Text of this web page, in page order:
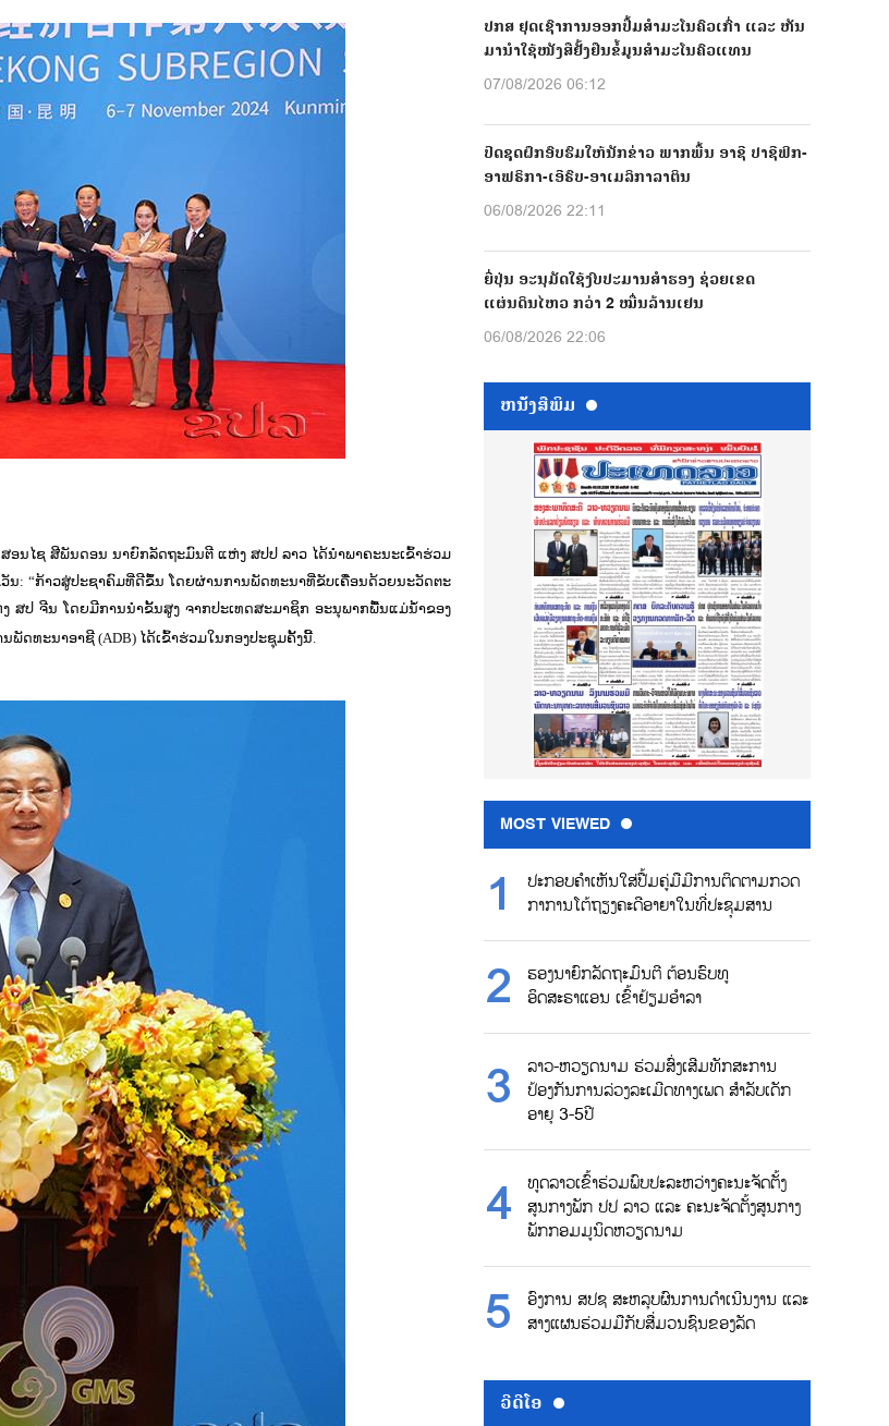
ອນໄຊ ສີພັນດອນ ນາຍົກລັດຖະມົນຕີ ແຫ່ງ ສປປ ລາວ ໄດ້ນຳພາຄະນະເຂົ້າຮ່ວມ
ນ: “ກ້າວສູ່ປະຊາຄົມທີ່ດີຂຶ້ນ ໂດຍຜ່ານການພັດທະນາທີ່ຂັບເຄື່ອນດ້ວຍນະວັດຕະ
ສປ ຈີນ ໂດຍມີການນໍາຂັ້ນສູງ ຈາກປະເທດສະມາຊິກ ອະນຸພາກພື້ນແມ່ນໍ້າຂອງ
ພັດທະນາອາຊີ (ADB) ໄດ້ເຂົ້າຮ່ວມໃນກອງປະຊຸມຄັ້ງນີ້.
ປກສ ຢຸດເຊົາການອອກປື້ມສຳມະໂນຄົວເກົ່າ ແລະ ຫັນ
ມານຳໃຊ້ໜັງສືຢັ້ງຢືນຂໍ້ມູນສຳມະໂນຄົວແທນ
07/08/2026 06:12
ປີດຊຸດຝຶກອົບຮົມໃຫ້ນັກຂ່າວ ພາກພື້ນ ອາຊີ ປາຊີຟິກ-
ອາຟຣິກາ-ເອີຣົບ-ອາເມລິກາລາຕິນ
06/08/2026 22:11
ຍີ່ປຸ່ນ ອະນຸມັດໃຊ້ງົບປະມານສຳຮອງ ຊ່ວຍເຂດ
ແຜ່ນດິນໄຫວ ກວ່າ 2 ໝື່ນລ້ານເຢນ
06/08/2026 22:06
ຫນ້ັງສືພິມ
MOST VIEWED
ປະກອບຄຳເຫັນໃສ່ປື້ມຄູ່ມືມີການຕິດຕາມກວດ
ກາການໂຕ້ຖຽງຄະດີອາຍາໃນທີ່ປະຊຸມສານ
ຮອງນາຍົກລັດຖະມົນຕີ ຕ້ອນຮົບທູ
ອິດສະຣາແອນ ເຂົ້າຢ້ຽມອຳລາ
ລາວ-ຫວຽດນາມ ຮ່ວມສົ່ງເສີມທັກສະການ
ປ້ອງກັນການລ່ວງລະເມີດທາງເພດ ສຳລັບເດັກ
ອາຍຸ 3-5ປີ
ທູດລາວເຂົ້າຮ່ວມພົບປະລະຫວ່າງຄະນະຈັດຕັ້ງ
ສູນກາງພັກ ປປ ລາວ ແລະ ຄະນະຈັດຕັ້ງສູນກາງ
ພັກກອມມູນິດຫວຽດນາມ
ອົງການ ສປຊ ສະຫລຸບຜົນການດຳເນີນງານ ແລະ
ສາງແຜນຮ່ວມມືກັບສື່ມວນຊົນຂອງລັດ
ວີດີໂອ